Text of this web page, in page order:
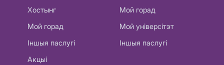
Хостынг
Мой горад
Іншыя паслугі
Акцыі
Мой горад
Мой універсітэт
Іншыя паслугі